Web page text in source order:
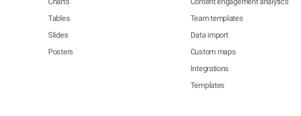
Tables
Slides
Posters
Team templates
Data import
Custom maps
Integrations
Templates